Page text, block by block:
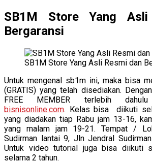
SB1M Store Yang
Bergaransi
SB1M Store Yang Asli Resmi dan
Untuk mengenal sb1m ini, maka bisa
(GRATIS) yang telah disediakan.
FREE MEMBER terlebih
bisnisonline.com. Kelas bisa diikuti
yang diadakan tiap Rabu jam 13-16,
yang malam jam 19-21. Tempat /
Sudirman lantai 9, Jln Jendral
Untuk video tutorial juga bisa diikuti
selama 2 tahun.